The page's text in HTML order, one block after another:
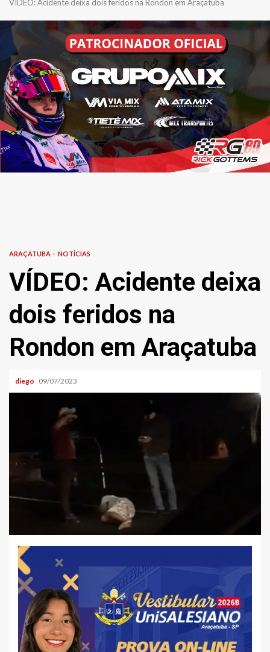
VÍDEO: Acidente deixa dois feridos na Rondon em Araçatuba
ARAÇATUBA NOTÍCIAS
VÍDEO: Acidente deixa
dois feridos na
Rondon em Araçatuba
diego 09/07/2023